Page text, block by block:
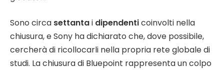
Sono circa settantai dipendenticoinvolti nella
chiusura, e Sony ha dichiarato che, dove possibile,
cercherà di ricollocarli nella propria rete globale di
studi. La chiusura di Bluepoint rappresenta un colpo